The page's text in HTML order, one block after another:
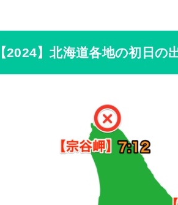
【2024】北海道各地の初日の